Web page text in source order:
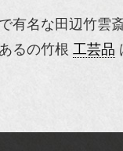
有名な田辺竹雲
るの竹根 工芸品